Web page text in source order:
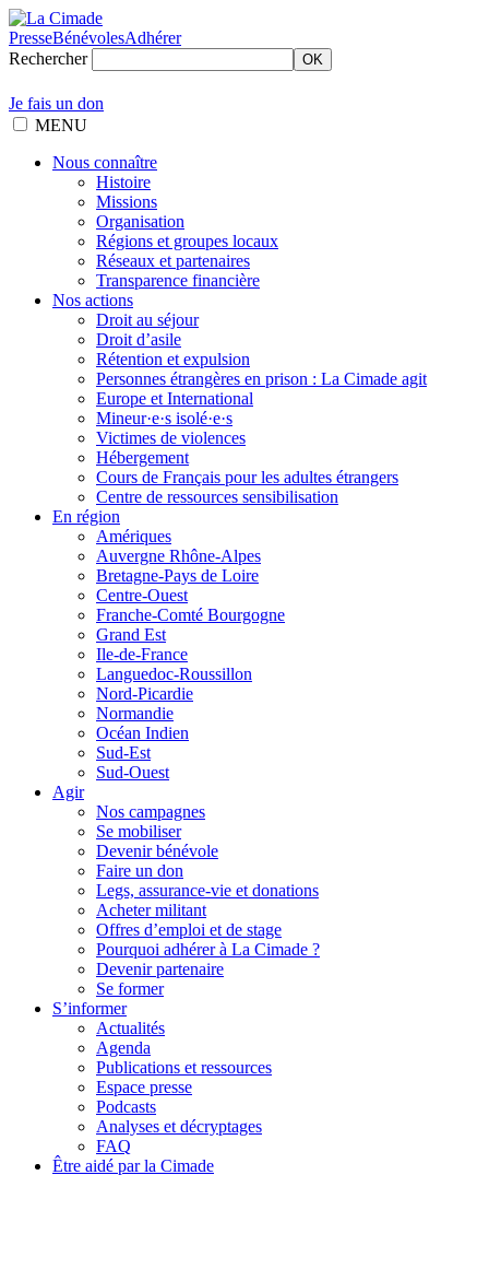
PresseBénévolesAdhérer
Rechercher
OK
Je fais un don
MENU
Nous connaître
Histoire
Missions
Organisation
Régions et groupes locaux
Réseaux et partenaires
Transparence financière
Nos actions
Droit au séjour
Droit d’asile
Rétention et expulsion
Personnes étrangères en prison : La Cimade agit
Europe et International
Mineur·e·s isolé·e·s
Victimes de violences
Hébergement
Cours de Français pour les adultes étrangers
Centre de ressources sensibilisation
En région
Amériques
Auvergne Rhône-Alpes
Bretagne-Pays de Loire
Centre-Ouest
Franche-Comté Bourgogne
Grand Est
Ile-de-France
Languedoc-Roussillon
Nord-Picardie
Normandie
Océan Indien
Sud-Est
Sud-Ouest
Agir
Nos campagnes
Se mobiliser
Devenir bénévole
Faire un don
Legs, assurance-vie et donations
Acheter militant
Offres d’emploi et de stage
Pourquoi adhérer à La Cimade ?
Devenir partenaire
Se former
S’informer
Actualités
Agenda
Publications et ressources
Espace presse
Podcasts
Analyses et décryptages
FAQ
Être aidé par la Cimade